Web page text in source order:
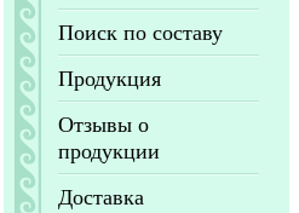
Поиск по составу
Продукция
Отзывы о
продукции
Доставка